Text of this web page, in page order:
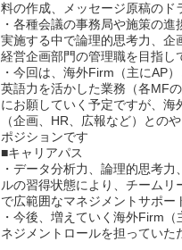
料の作成、メッセージ原稿のド
・各種会議の事務局や施策の
実施する中で論理的思考力、
経営企画部門の管理職を目指し
・今回は、海外Firm（主にAP
英語力を活かした業務（各MF
にお願していく予定ですが、海
（企画、HR、広報など）との
ポジションです
■キャリアパス
・データ分析力、論理的思考
ルの習得状態により、チーム
で広範囲なマネジメントサポー
・今後、増えていく海外Firm
ネジメントロールを担っていた